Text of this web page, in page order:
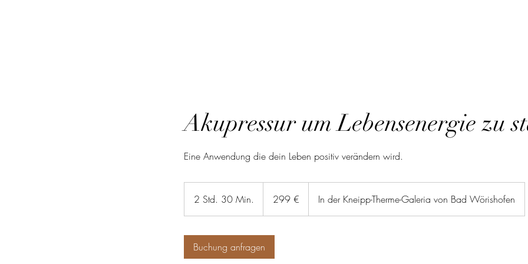
Akupressur um Lebensenergie zu
Eine Anwendung die dein Leben positiv verändern wird.
2 Std. 30 Min.
S
.
299 € In der Kneipp-Therme-Galeria von Bad Wörishofen
Buchung anfragen